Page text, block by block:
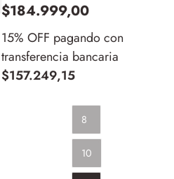
$184.999,00
15% OFF pagando con
transferencia bancaria
$157.249,15
8
10